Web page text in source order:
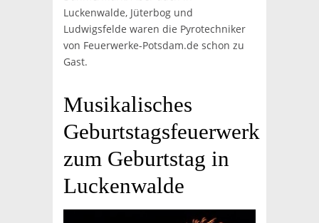
Luckenwalde, Jüterbog und
Ludwigsfelde waren die Pyrotechniker
von Feuerwerke-Potsdam.de schon zu
Gast.
Musikalisches
Geburtstagsfeuerwerk
zum Geburtstag in
Luckenwalde